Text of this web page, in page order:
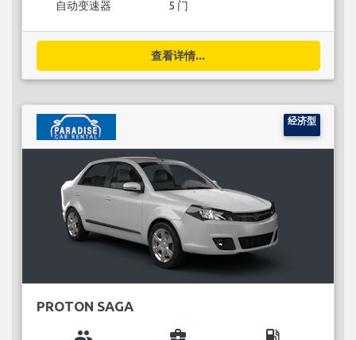
自动变速器 5 门
查看详情...
经济型
PROTON SAGA
group business_center local_gas_station